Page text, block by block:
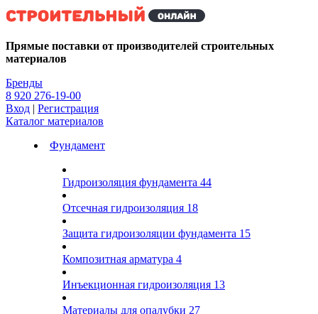
Kg
Прямые поставки от производителей строительных
материалов
Бренды
8 920 276-19-00
Вход | Регистрация
Каталог материалов
Фундамент
Гидроизоляция фундамента 44
Отсечная гидроизоляция 18
Защита гидроизоляции фундамента 15
Композитная арматура 4
Инъекционная гидроизоляция 13
Материалы для опалубки 27